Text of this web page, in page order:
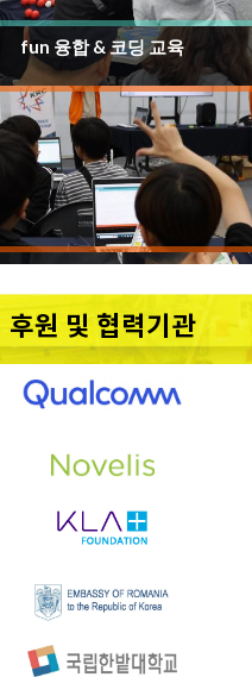
fun 융합 & 코딩 교육
후원 및 협력기관